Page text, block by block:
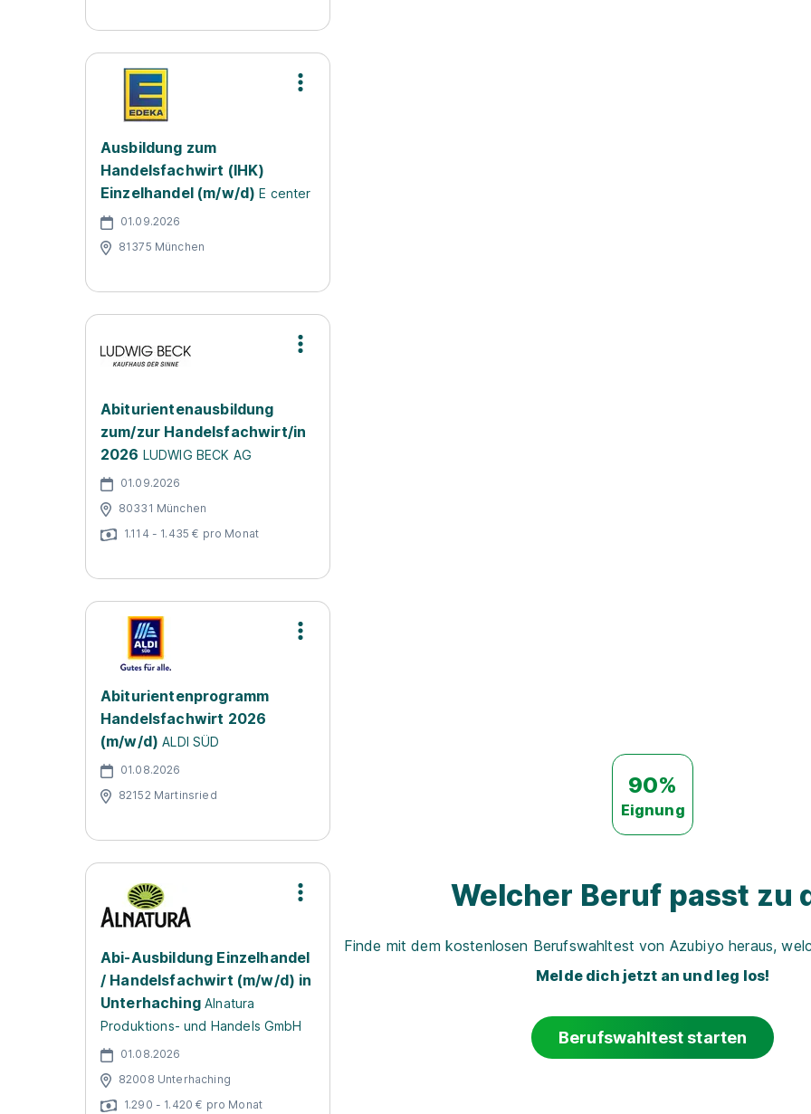
Ausbildung zum
Handelsfachwirt (IHK)
Einzelhandel (m/w/d) E center
01.09.2026
81375 München
Abiturientenausbildung
zum/zur Handelsfachwirt/in
2026 LUDWIG BECK AG
01.09.2026
80331 München
1.114 - 1.435 € pro Monat
Abiturientenprogramm
Handelsfachwirt 2026
(m/w/d) ALDI SÜD
01.08.2026
82152 Martinsried
Abi-Ausbildung Einzelhandel
/ Handelsfachwirt (m/w/d) in
Unterhaching Alnatura
Produktions- und Handels GmbH
01.08.2026
82008 Unterhaching
1.290 - 1.420 € pro Monat
90%
Eignung
Welcher Beruf passt zu
Finde mit dem kostenlosen Berufswahltest von Azubiyo heraus,
Melde dich jetzt an und leg los!
Berufswahltest starten